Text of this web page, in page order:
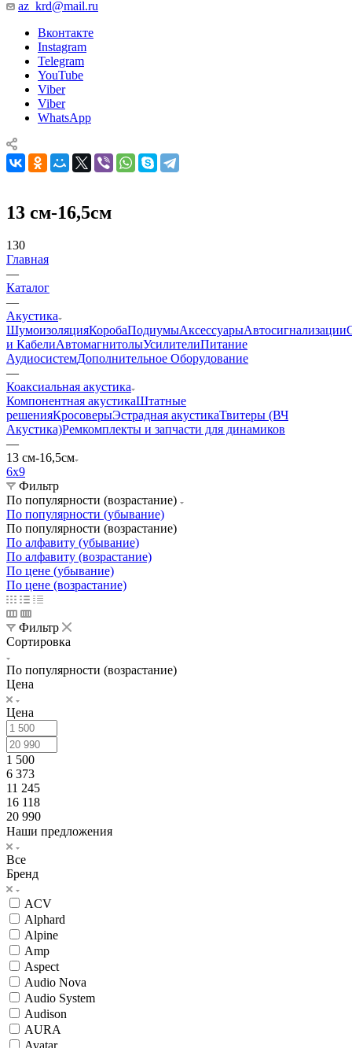
az_krd@mail.ru
Вконтакте
Instagram
Telegram
YouTube
Viber
Viber
WhatsApp
13 см-16,5см
130
Главная
—
Каталог
—
Акустика
ШумоизоляцияКоробаПодиумыАксессуарыАвтосигнализации
и КабелиАвтомагнитолыУсилителиПитание
АудиосистемДополнительное Оборудование
—
Коаксиальная акустика
Компонентная акустикаШтатные
решенияКросоверыЭстрадная акустикаТвитеры (ВЧ
Акустика)Ремкомплекты и запчасти для динамиков
—
13 см-16,5см
6х9
Фильтр
По популярности (возрастание)
По популярности (убывание)
По популярности (возрастание)
По алфавиту (убывание)
По алфавиту (возрастание)
По цене (убывание)
По цене (возрастание)
Фильтр
Сортировка
По популярности (возрастание)
Цена
Цена
1 500
6 373
11 245
16 118
20 990
Наши предложения
Все
Бренд
ACV
Alphard
Alpine
Amp
Aspect
Audio Nova
Audio System
Audison
AURA